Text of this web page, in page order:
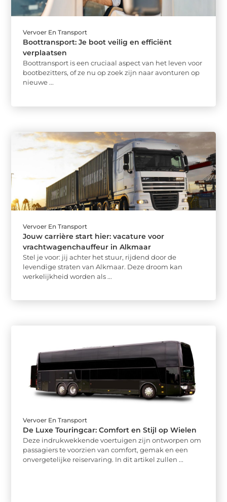
Vervoer En Transport
Boottransport: Je boot veilig en efficiënt
verplaatsen
Boottransport is een cruciaal aspect van het leven voor
bootbezitters, of ze nu op zoek zijn naar avonturen op
nieuwe ...
Vervoer En Transport
Jouw carrière start hier: vacature voor
vrachtwagenchauffeur in Alkmaar
Stel je voor: jij achter het stuur, rijdend door de
levendige straten van Alkmaar. Deze droom kan
werkelijkheid worden als ...
Vervoer En Transport
De Luxe Touringcar: Comfort en Stijl op Wielen
Deze indrukwekkende voertuigen zijn ontworpen om
passagiers te voorzien van comfort, gemak en een
onvergetelijke reiservaring. In dit artikel zullen ...